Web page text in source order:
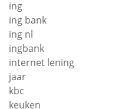
ing
ing bank
ing nl
ingbank
internet lening
jaar
kbc
keuken